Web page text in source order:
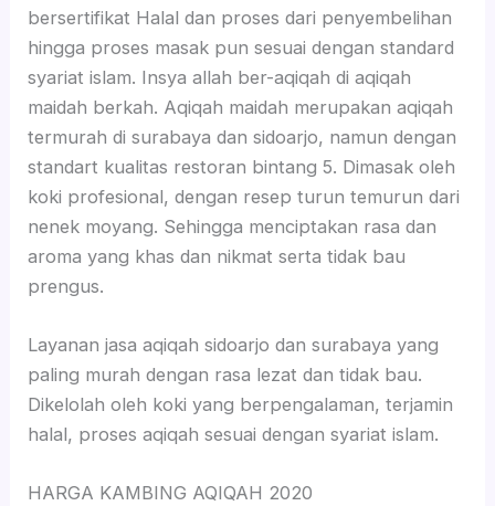
bersertifikat Halal dan proses dari penyembelihan
hingga proses masak pun sesuai dengan standard
syariat islam. Insya allah ber-aqiqah di aqiqah
maidah berkah. Aqiqah maidah merupakan aqiqah
termurah di surabaya dan sidoarjo, namun dengan
standart kualitas restoran bintang 5. Dimasak oleh
koki profesional, dengan resep turun temurun dari
nenek moyang. Sehingga menciptakan rasa dan
aroma yang khas dan nikmat serta tidak bau
prengus.
Layanan jasa aqiqah sidoarjo dan surabaya yang
paling murah dengan rasa lezat dan tidak bau.
Dikelolah oleh koki yang berpengalaman, terjamin
halal, proses aqiqah sesuai dengan syariat islam.
HARGA KAMBING AQIQAH 2020